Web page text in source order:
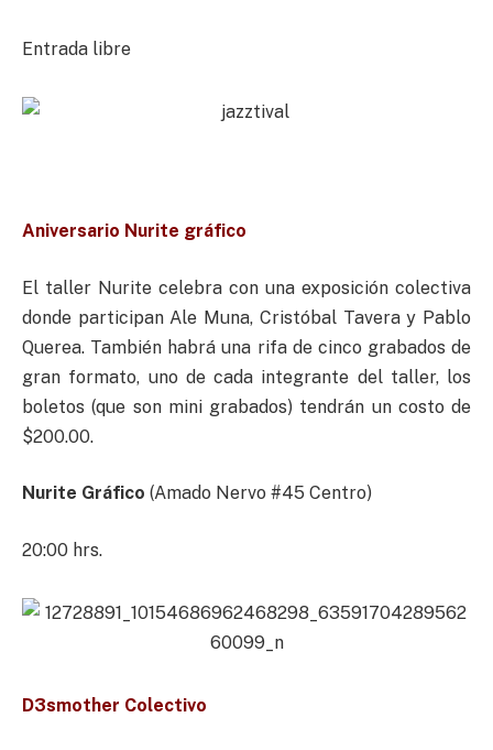
Entrada libre
Aniversario Nurite gráfico
El taller Nurite celebra con una exposición colectiva
donde participan Ale Muna, Cristóbal Tavera y Pablo
Querea. También habrá una rifa de cinco grabados de
gran formato, uno de cada integrante del taller, los
boletos (que son mini grabados) tendrán un costo de
$200.00.
Nurite Gráfico (Amado Nervo #45 Centro)
20:00 hrs.
D3smother Colectivo